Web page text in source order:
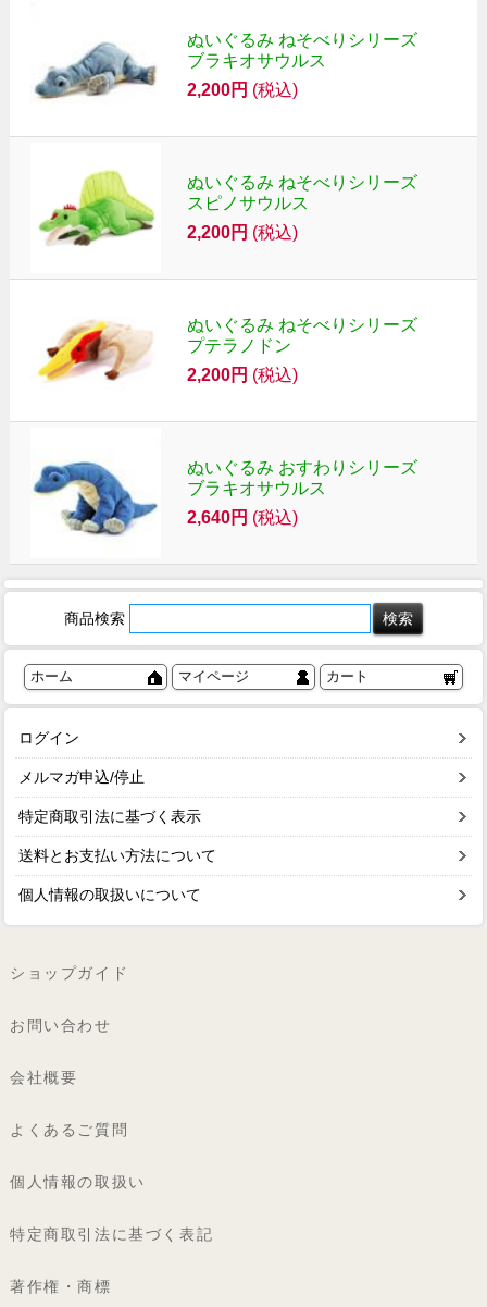
ぬいぐるみ ねそべりシリーズ
ブラキオサウルス
2,200円 (税込)
ぬいぐるみ ねそべりシリーズ
スピノサウルス
2,200円 (税込)
ぬいぐるみ ねそべりシリーズ
プテラノドン
2,200円 (税込)
ぬいぐるみ おすわりシリーズ
ブラキオサウルス
2,640円 (税込)
商品検索
ホーム マイページ カート
ログイン
メルマガ申込/停止
特定商取引法に基づく表示
送料とお支払い方法について
個人情報の取扱いについて
ショップガイド
お問い合わせ
会社概要
よくあるご質問
個人情報の取扱い
特定商取引法に基づく表記
著作権・商標